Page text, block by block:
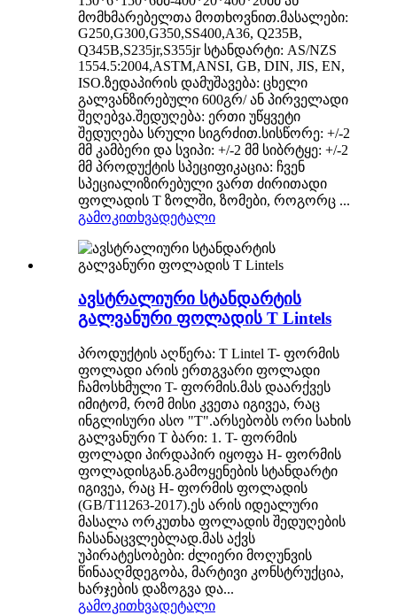
მომხმარებელთა მოთხოვნით.მასალები:
G250,G300,G350,SS400,A36, Q235B,
Q345B,S235jr,S355jr სტანდარტი: AS/NZS
1554.5:2004,ASTM,ANSI, GB, DIN, JIS, EN,
ISO.ზედაპირის დამუშავება: ცხელი
გალვანზირებული 600გრ/ ან პირველადი
შეღებვა.შედუღება: ერთი უწყვეტი
შედუღება სრული სიგრძით.სისწორე: +/-2
მმ კამბერი და სვიპი: +/-2 მმ სიბრტყე: +/-2
მმ პროდუქტის სპეციფიკაცია: ჩვენ
სპეციალიზირებული ვართ ძირითადი
ფოლადის T ზოლში, ზომები, როგორც ...
გამოკითხვადეტალი
ავსტრალიური სტანდარტის
გალვანური ფოლადის T Lintels
პროდუქტის აღწერა: T Lintel T- ფორმის
ფოლადი არის ერთგვარი ფოლადი
ჩამოსხმული T- ფორმის.მას დაარქვეს
იმიტომ, რომ მისი კვეთა იგივეა, რაც
ინგლისური ასო "T".არსებობს ორი სახის
გალვანური T ბარი: 1. T- ფორმის
ფოლადი პირდაპირ იყოფა H- ფორმის
ფოლადისგან.გამოყენების სტანდარტი
იგივეა, რაც H- ფორმის ფოლადის
(GB/T11263-2017).ეს არის იდეალური
მასალა ორკუთხა ფოლადის შედუღების
ჩასანაცვლებლად.მას აქვს
უპირატესობები: ძლიერი მოღუნვის
წინააღმდეგობა, მარტივი კონსტრუქცია,
ხარჯების დაზოგვა და...
გამოკითხვადეტალი